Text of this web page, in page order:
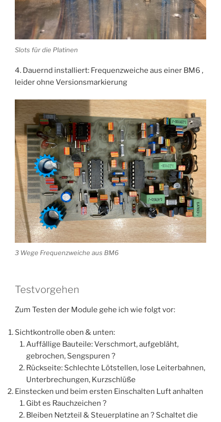
Slots für die Platinen
4. Dauernd installiert: Frequenzweiche aus einer BM6 ,
leider ohne Versionsmarkierung
3 Wege Frequenzweiche aus BM6
Testvorgehen
Zum Testen der Module gehe ich wie folgt vor:
Sichtkontrolle oben & unten:
Auffällige Bauteile: Verschmort, aufgebläht,
gebrochen, Sengspuren ?
Rückseite: Schlechte Lötstellen, lose Leiterbahnen,
Unterbrechungen, Kurzschlüße
Einstecken und beim ersten Einschalten Luft anhalten
Gibt es Rauchzeichen ?
Bleiben Netzteil & Steuerplatine an ? Schaltet die